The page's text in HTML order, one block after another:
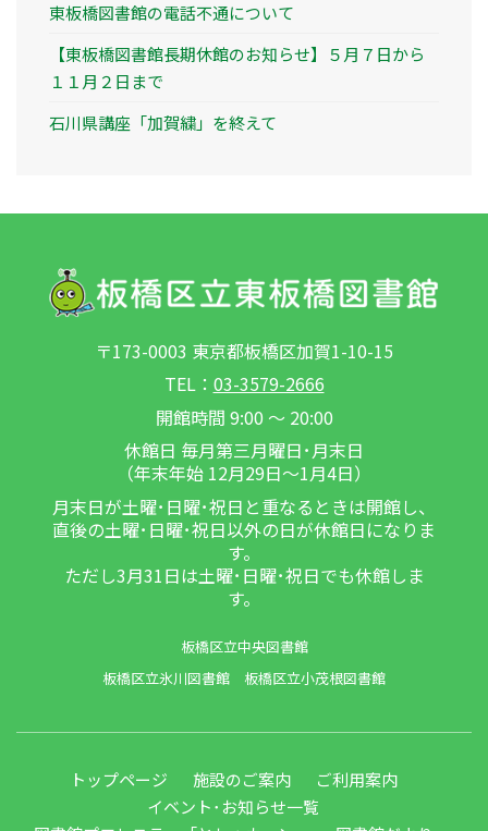
東板橋図書館の電話不通について
【東板橋図書館長期休館のお知らせ】５月７日から
１１月２日まで
石川県講座「加賀繍」を終えて
〒173-0003 東京都板橋区加賀1-10-15
TEL： 03-3579-2666
開館時間 9:00 ～ 20:00
休館日 毎月第三月曜日･月末日
（年末年始 12月29日～1月4日）
月末日が土曜･日曜･祝日と重なるときは開館し、
直後の土曜･日曜･祝日以外の日が休館日になりま
す。
ただし3月31日は土曜･日曜･祝日でも休館しま
す。
板橋区立中央図書館
板橋区立氷川図書館
板橋区立小茂根図書館
トップページ 施設のご案内
ご利用案内
イベント･お知らせ一覧